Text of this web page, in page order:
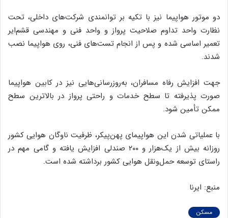
دو موتور هواپیما نیز با تکیه بر توانمندی شرکت‌های داخلی، تحت
نظارت واحد تداوم صلاحیت پرواز و واحد فنی و مهندسی قشم‌ایر
تعمیر اساسی شده و پس از انجام تست‌های فنی، روی هواپیما نصب
شدند.
جهت افزایش رفاه مسافران، به‌روزرسانی‌هایی نیز در کابین هواپیما
صورت پذیرفته تا سطح خدمات و راحتی پرواز در بالاترین سطح
ممکن تأمین شود.
با عملیاتی شدن این هواپیمای پهن‌پیکر، ظرفیت ناوگان هوایی کشور
روزانه بیش از یک‌هزار و ۲۰۰ صندلی افزایش یافته و گامی مهم در
راستای توسعه حمل‌ونقل هوایی کشور برداشته شده است.
منبع: ایرنا
مسکن